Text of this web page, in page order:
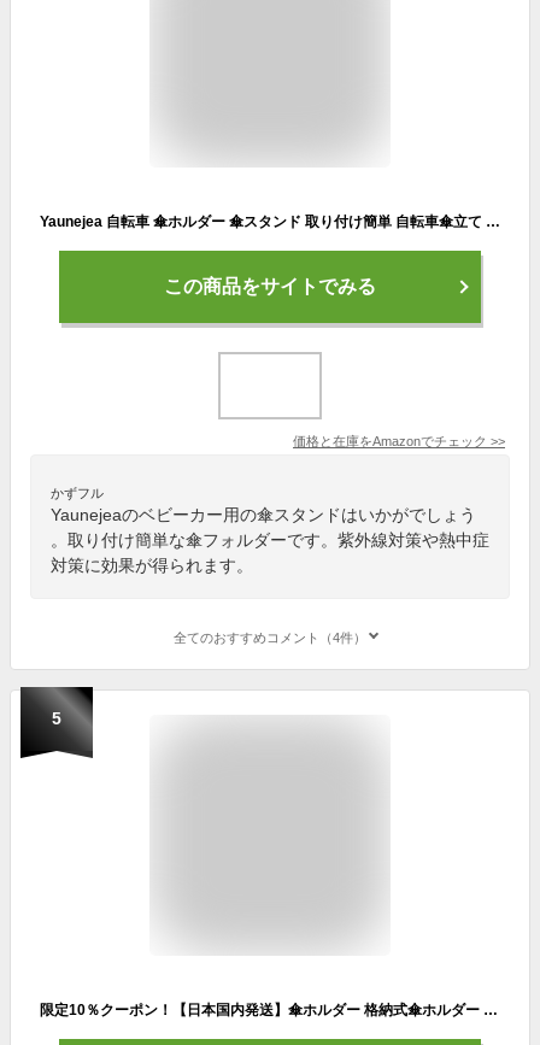
Yaunejea 自転車 傘ホルダー 傘スタンド 取り付け簡単 自転車傘立て 360°回転可能 ハンズフリー 傘 ホルダー 高さ調整可能 紫外線対策 梅雨対策 自転車/電動自転車/ベビーカー/オートバイ/車椅子/釣りに適用
この商品をサイトでみる
価格と在庫をAmazonでチェック >>
かずフル
Yaunejeaのベビーカー用の傘スタンドはいかがでしょう
。取り付け簡単な傘フォルダーです。紫外線対策や熱中症
対策に効果が得られます。
全てのおすすめコメント（4件）
5
限定10％クーポン！【日本国内発送】傘ホルダー 格納式傘ホルダー 360°回転可能 自転車 屋外傘ブラケット 折りたたみ式 ステンレス鋼傘サポートホルダー 傘スタンド コネクタスタンド 自転車アクセサリー ステンレス 幅広い適用性多機能 取り付けが簡単 電気自動車用